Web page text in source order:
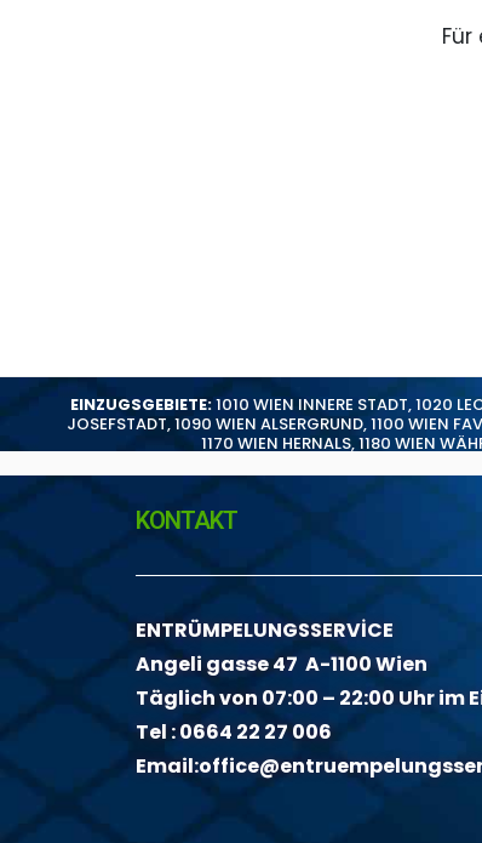
EINZUGSGEBIETE:1010 WIEN INNERE STADT,1020
JOSEFSTADT,1090 WIEN ALSERGRUND,1100 WIEN
1170 WIEN HERNALS,1180 WIEN
KONTAKT
ENTRÜMPELUNGSSERVİCE
Angeli gasse 47 A-1100 Wien
Täglich von 07:00 – 22:00 Uhr im
Tel :0664 22 27 006
Email: